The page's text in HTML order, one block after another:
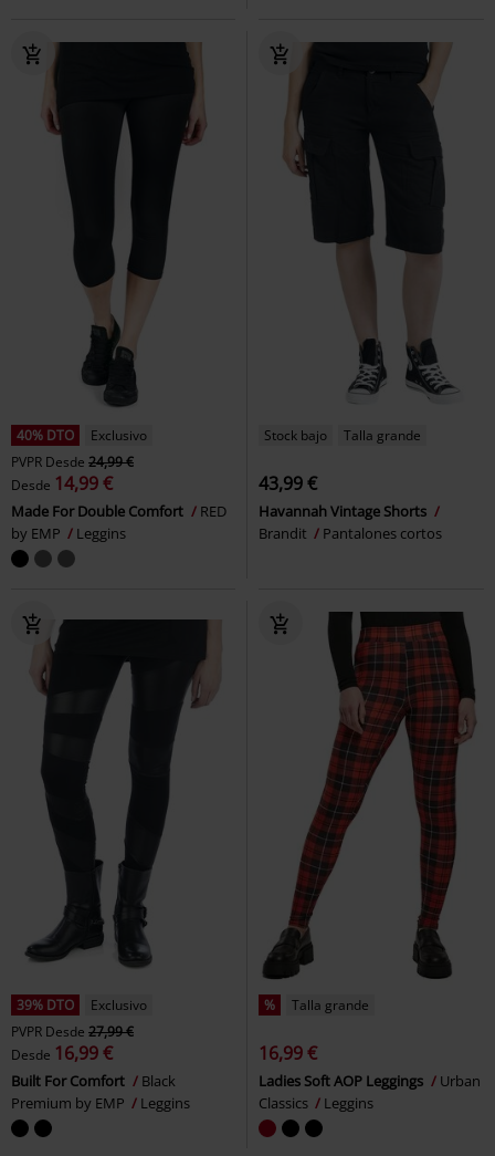
40% DTO
Exclusivo
PVPR Desde 24,99 €
Desde 14,99 €
Made For Double Comfort
RED
by EMP
Leggins
Stock bajo Talla grande
43,99 €
Havannah Vintage Shorts
Brandit
Pantalones cortos
39% DTO
Exclusivo
PVPR Desde 27,99 €
Desde 16,99 €
Built For Comfort
Black
Premium by EMP
Leggins
% Talla grande
16,99 €
Ladies Soft AOP Leggings
Urban
Classics
Leggins